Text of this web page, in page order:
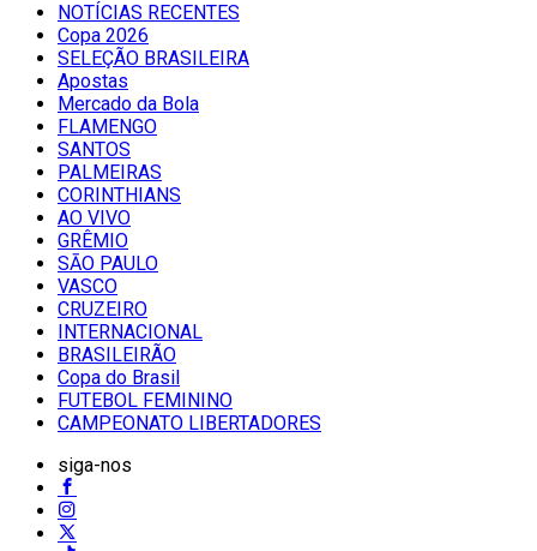
NOTÍCIAS RECENTES
Copa 2026
SELEÇÃO BRASILEIRA
Apostas
Mercado da Bola
FLAMENGO
SANTOS
PALMEIRAS
CORINTHIANS
AO VIVO
GRÊMIO
SĀO PAULO
VASCO
CRUZEIRO
INTERNACIONAL
BRASILEIRÃO
Copa do Brasil
FUTEBOL FEMININO
CAMPEONATO LIBERTADORES
siga-nos